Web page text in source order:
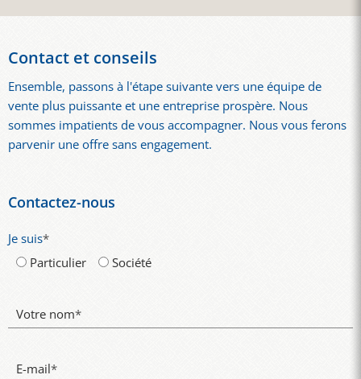
Contact et conseils
Ensemble, passons à l'étape suivante vers une équipe de
vente plus puissante et une entreprise prospère. Nous
sommes impatients de vous accompagner. Nous vous ferons
parvenir une offre sans engagement.
Contactez-nous
Je suis*
Particulier
Société
Votre nom*
E-mail*